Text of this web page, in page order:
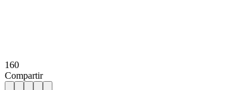
160
Compartir